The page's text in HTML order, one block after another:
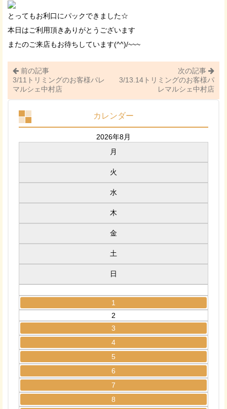
とってもお利口にパックできました☆
本日はご利用頂きありがとうございます
またのご来店もお待ちしています(^^)/~~~
前の記事
3/11トリミングのお客様パレ
マルシェ中村店
次の記事
3/13.14トリミングのお客様パ
レマルシェ中村店
カレンダー
2026年8月
月
火
水
木
金
土
日
1
2
3
4
5
6
7
8